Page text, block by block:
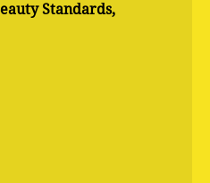
Standards,